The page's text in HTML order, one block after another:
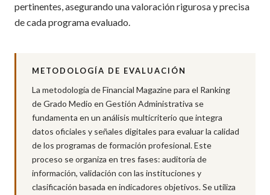
pertinentes, asegurando una valoración rigurosa y precisa
de cada programa evaluado.
METODOLOGÍA DE EVALUACIÓN
La metodología de Financial Magazine para el Ranking
de Grado Medio en Gestión Administrativa se
fundamenta en un análisis multicriterio que integra
datos oficiales y señales digitales para evaluar la calidad
de los programas de formación profesional. Este
proceso se organiza en tres fases: auditoría de
información, validación con las instituciones y
clasificación basada en indicadores objetivos. Se utiliza